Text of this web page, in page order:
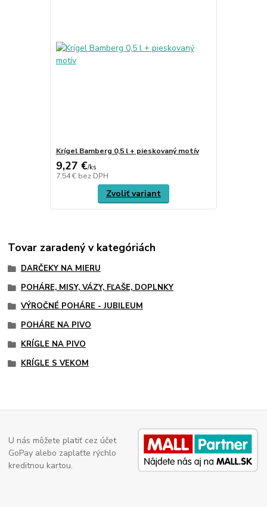
Krígel Bamberg 0,5 l + pieskovaný motív
9,27 €/ks
7,54 € bez DPH
Zvoliť variant
Tovar zaradený v kategóriách
DARČEKY NA MIERU
POHÁRE, MISY, VÁZY, FĽAŠE, DOPLNKY
VÝROČNÉ POHÁRE - JUBILEUM
POHÁRE NA PIVO
KRÍGLE NA PIVO
KRÍGLE S VEKOM
U nás môžete platiť cez účet
GoPay alebo zaplaťte rýchlo
kreditnou kartou.